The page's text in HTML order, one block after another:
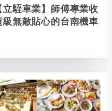
立駤車業】師傅專業收
無敵貼心的台南機車